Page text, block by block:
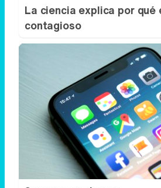
9 apps que valen oro
No son populares, pero sí
extraordinariamente útiles